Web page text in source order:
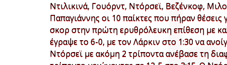
Ντιλικινά, Γουόρντ, Ντόρσεϊ, Βεζένκοφ,
Παπαγιάννης οι 10 παίκτες που πήραν
σκορ στην πρώτη ερυθρόλευκη επίθεση με
έγραψε το 6-0, με τον Λάρκιν στο 1:30 να
Ντόρσεϊ με ακόμη 2 τρίποντα ανέβασε τη